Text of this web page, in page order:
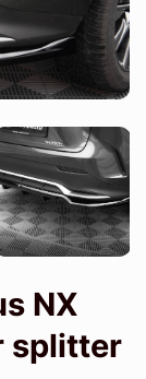
NX
splitter